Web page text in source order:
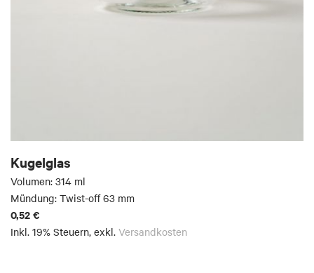
Kugelglas
Volumen: 314 ml
Mündung: Twist-off 63 mm
0,52 €
Inkl. 19% Steuern, exkl. Versandkosten